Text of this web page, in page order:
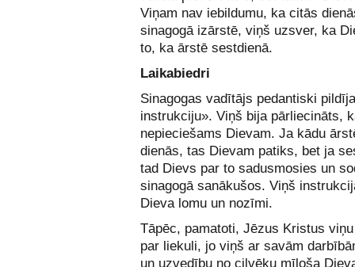
Viņam nav iebildumu, ka citās
sinagogā izārstē, viņš uzsver, ka
to, ka ārstē sestdienā.
Laikabiedri
Sinagogas vadītājs pedantiski
instrukciju». Viņš bija pārliecināts,
nepieciešams Dievam. Ja kādu
dienās, tas Dievam patiks, bet ja
tad Dievs par to sadusmosies un
sinagogā sanākušos. Viņš
Dieva lomu un nozīmi.
Tāpēc, pamatoti, Jēzus Kristus
par liekuli, jo viņš ar savām
un uzvedību no cilvēku mīloša